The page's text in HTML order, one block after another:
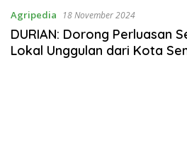
Agripedia 18 November 2024
DURIAN: Dorong Perluasan
Lokal Unggulan dari Kota